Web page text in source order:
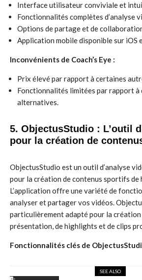
Interface utilisateur conviviale et
Fonctionnalités complètes d’analyse
Options de partage et de
Application mobile disponible sur iOS
Inconvénients de Coach’s Eye :
Prix élevé par rapport à certaines
Fonctionnalités limitées par rapport à
alternatives.
5. ObjectusStudio : L’outil
pour la création de
ObjectusStudio est un outil d’analyse
pour la création de contenus sportifs de
L’application offre une variété de
analyser et partager vos vidéos.
particulièrement adapté pour la création
présentation, de highlights et de clips
Fonctionnalités clés de
SEE ALSO